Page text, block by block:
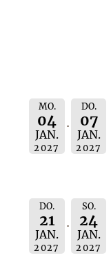
MO.
04
JAN.
2027
DO.
07
JAN.
2027
DO.
21
JAN.
2027
SO.
24
JAN.
2027